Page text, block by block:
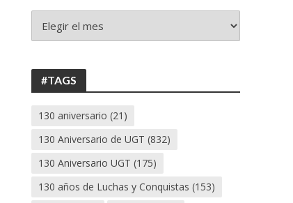
130
#TAGS
130 aniversario (21)
130 Aniversario de UGT (832)
130 Aniversario UGT (175)
130 años de Luchas y Conquistas (153)